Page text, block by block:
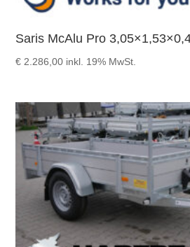
Saris McAlu Pro
€ 2.286,00 inkl. 19% MwSt.